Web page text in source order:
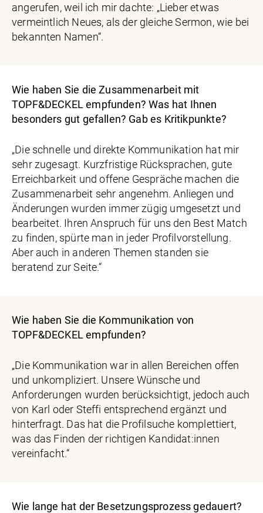
angerufen, weil ich mir dachte: „Lieber etwas
vermeintlich Neues, als der gleiche Sermon, wie bei
bekannten Namen“.
Wie haben Sie die Zusammenarbeit mit
TOPF&DECKEL empfunden? Was hat Ihnen
besonders gut gefallen? Gab es Kritikpunkte?
„Die schnelle und direkte Kommunikation hat mir
sehr zugesagt. Kurzfristige Rücksprachen, gute
Erreichbarkeit und offene Gespräche machen die
Zusammenarbeit sehr angenehm. Anliegen und
Änderungen wurden immer zügig umgesetzt und
bearbeitet. Ihren Anspruch für uns den Best Match
zu finden, spürte man in jeder Profilvorstellung.
Aber auch in anderen Themen standen sie
beratend zur Seite.“
Wie haben Sie die Kommunikation von
TOPF&DECKEL empfunden?
„Die Kommunikation war in allen Bereichen offen
und unkompliziert. Unsere Wünsche und
Anforderungen wurden berücksichtigt, jedoch auch
von Karl oder Steffi entsprechend ergänzt und
hinterfragt. Das hat die Profilsuche komplettiert,
was das Finden der richtigen Kandidat:innen
vereinfacht.“
Wie lange hat der Besetzungsprozess gedauert?